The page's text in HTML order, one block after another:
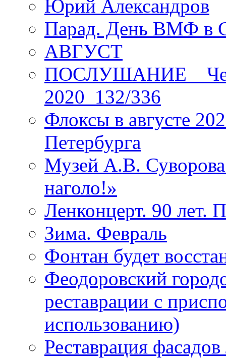
Юрий Александров
Парад. День ВМФ в
АВГУСТ
ПОСЛУШАНИЕ _
2020_132/336
Флоксы в августе
Петербурга
Музей А.В.
наголо!»
Ленконцерт. 90 лет.
Зима. Февраль
Фонтан будет
Феодоровский
реставрации с
использованию)
Реставрация